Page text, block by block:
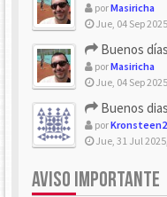
porMasiricha
Jue, 04 Sep
Buenos
porMasiricha
Jue, 04 Sep
Buenos
por
Jue, 31 Jul
AVISO IMPORTANTE